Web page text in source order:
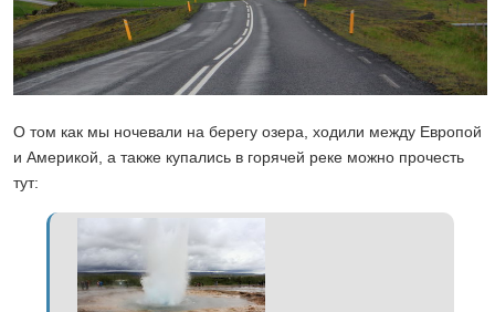
О том как мы ночевали на берегу озера, ходили между Европой
и Америкой, а также купались в горячей реке можно прочесть
тут: